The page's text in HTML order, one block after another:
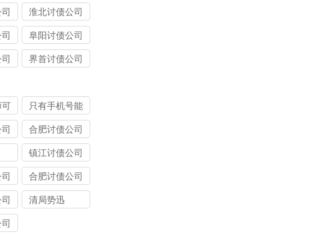
淮北讨债公司
阜阳讨债公司
界首讨债公司
可
诉
只有手机号能
起诉别人欠钱
吗
合肥讨债公司
镇江讨债公司
合肥讨债公司
清局势迅